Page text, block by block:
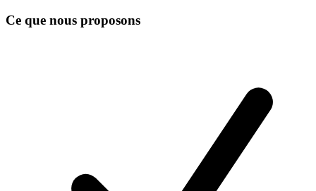
Ce que nous proposons